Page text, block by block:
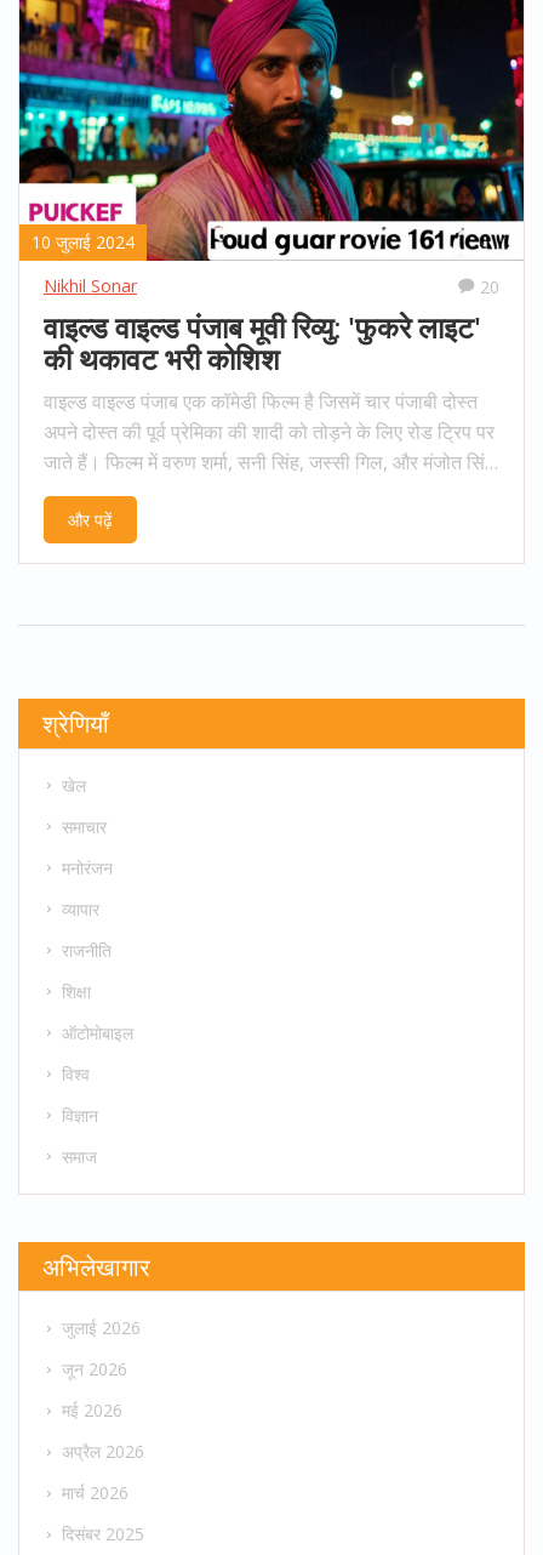
10 जुलाई 2024
Nikhil Sonar
20
वाइल्ड वाइल्ड पंजाब मूवी रिव्यु: 'फुकरे लाइट'
की थकावट भरी कोशिश
वाइल्ड वाइल्ड पंजाब एक कॉमेडी फिल्म है जिसमें चार पंजाबी दोस्त
अपने दोस्त की पूर्व प्रेमिका की शादी को तोड़ने के लिए रोड ट्रिप पर
जाते हैं। फिल्म में वरुण शर्मा, सनी सिंह, जस्सी गिल, और मंजोत सिंह
ने अभिनय किया है। फिल्म को स्टीरियोटाइप पंजाबी मर्द और औरतों
का चित्रण बताया गया है और रिव्यु में इसे 'फुकरे लाइट' कहा गया है।
और पढ़ें
श्रेणियाँ
खेल
समाचार
मनोरंजन
व्यापार
राजनीति
शिक्षा
ऑटोमोबाइल
विश्व
विज्ञान
समाज
अभिलेखागार
जुलाई 2026
जून 2026
मई 2026
अप्रैल 2026
मार्च 2026
दिसंबर 2025